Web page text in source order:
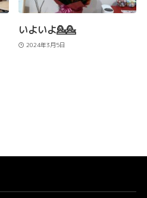
いよいよ💁💁
2024年3月5日